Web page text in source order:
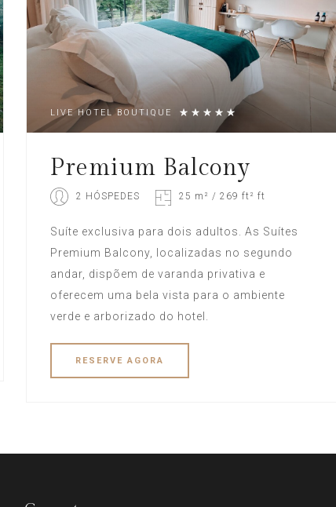
LIVE HOTEL BOUTIQUE
Premium Balcony
2 HÓSPEDES 25 m² / 269 ft² ft
Suíte exclusiva para dois adultos. As Suítes
Premium Balcony, localizadas no segundo
andar, dispõem de varanda privativa e
oferecem uma bela vista para o ambiente
verde e arborizado do hotel.
RESERVEAGORA